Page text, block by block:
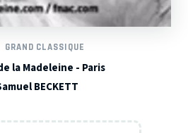
GRAND CLASSIQUE
la Madeleine - Paris
BECKETT